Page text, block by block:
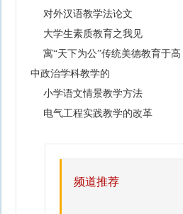
对外汉语教学法论文
大学生素质教育之我见
寓“天下为公”传统美德教育于高
中政治学科教学的
小学语文情景教学方法
电气工程实践教学的改革
频道推荐